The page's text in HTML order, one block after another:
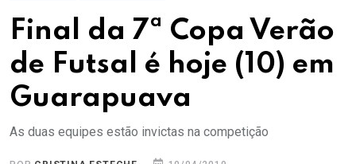
Final da 7ª Copa Verão
de Futsal é hoje (10) em
Guarapuava
As duas equipes estão invictas na competição